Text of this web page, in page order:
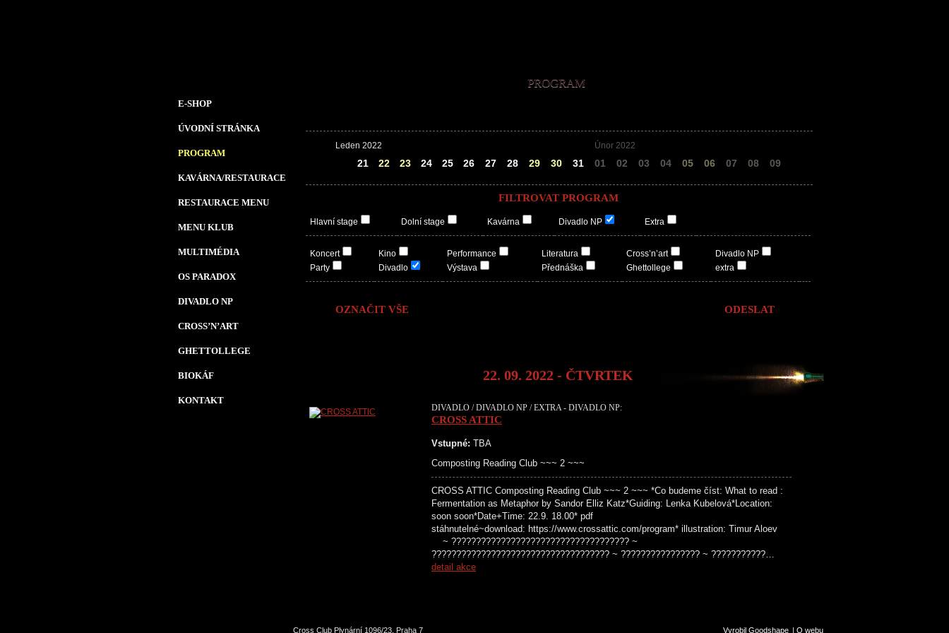
E-SHOP
ÚVODNÍ STRÁNKA
PROGRAM
KAVÁRNA/RESTAURACE
RESTAURACE MENU
MENU KLUB
MULTIMÉDIA
OS PARADOX
DIVADLO NP
CROSS’N’ART
GHETTOLLEGE
BIOKÁF
KONTAKT
PROGRAM
Leden 2022
21 22 23 24 25 26 27 28 29 30 31
Únor 2022
01 02 03 04 05 06 07 08 09
FILTROVAT PROGRAM
Hlavní stage Dolní stage Kavárna Divadlo NP Extra
Koncert
Party
Kino
Divadlo
Performance
Výstava
Literatura
Přednáška
Cross’n’art
Ghettollege
Divadlo NP
extra
OZNAČIT VŠE
22. 09. 2022 - ČTVRTEK
DIVADLO / DIVADLO NP / EXTRA - DIVADLO NP:
CROSS ATTIC
Vstupné: TBA
Composting Reading Club ~~~ 2 ~~~
CROSS ATTIC Composting Reading Club ~~~ 2 ~~~ *Co budeme číst: What to read :
Fermentation as Metaphor by Sandor Elliz Katz*Guiding: Lenka Kubelová*Location:
soon soon*Date+Time: 22.9. 18.00* pdf
stáhnutelné~download: https://www.crossattic.com/program* illustration: Timur Aloev
~ ???????????????????????????????????? ~
???????????????????????????????????? ~ ???????????????? ~ ???????????…
detail akce
Cross Club Plynární 1096/23, Praha 7 Vyrobil Goodshape | O webu